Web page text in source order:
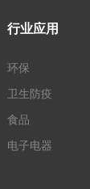
行业应用
环保
卫生防疫
食品
电子电器